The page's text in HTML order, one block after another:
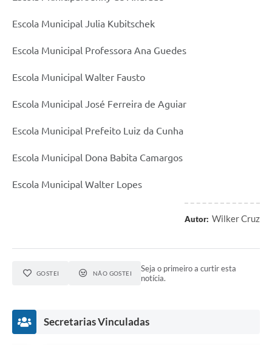
Escola Municipal Julia Kubitschek
Escola Municipal Professora Ana Guedes
Escola Municipal Walter Fausto
Escola Municipal José Ferreira de Aguiar
Escola Municipal Prefeito Luiz da Cunha
Escola Municipal Dona Babita Camargos
Escola Municipal Walter Lopes
Autor: Wilker Cruz
GOSTEI NÃO GOSTEI
Seja o primeiro a curtir esta
notícia.
Secretarias Vinculadas